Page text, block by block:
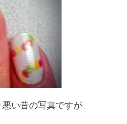
い昔の写真ですが